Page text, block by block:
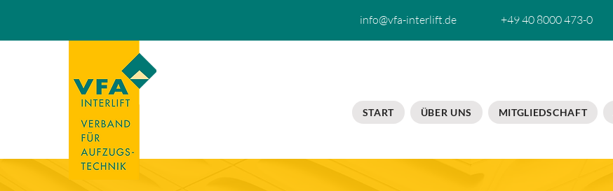
info@vfa-interlift.de +49 40 8000 473-0
START ÜBER UNS MITGLIEDSCHAFT